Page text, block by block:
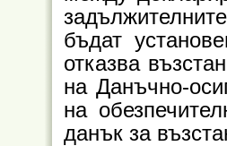
бъдат
отказва
на Данъчно-
на
данък за